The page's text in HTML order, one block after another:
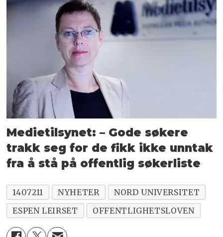
Medietilsynet: – Gode søkere
trakk seg for de fikk ikke unntak
fra å stå på offentlig søkerliste
1407211 NYHETER
NORD UNIVERSITET
ESPEN LEIRSET
OFFENTLIGHETSLOVEN